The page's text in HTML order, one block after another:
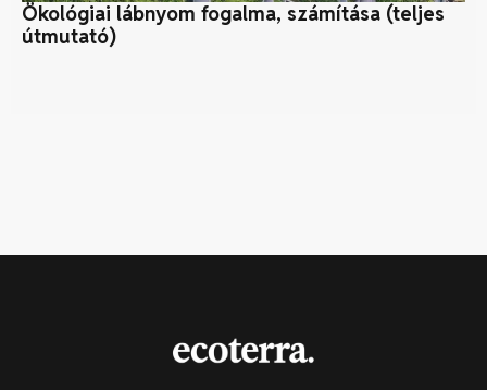
Ökológiai lábnyom fogalma, számítása (teljes
útmutató)